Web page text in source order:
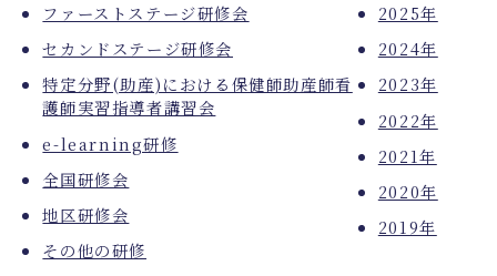
ファーストステージ研修会
セカンドステージ研修会
特定分野(助産)における保健師助産師看
護師実習指導者講習会
e-learning研修
全国研修会
地区研修会
その他の研修
2025年
2024年
2023年
2022年
2021年
2020年
2019年